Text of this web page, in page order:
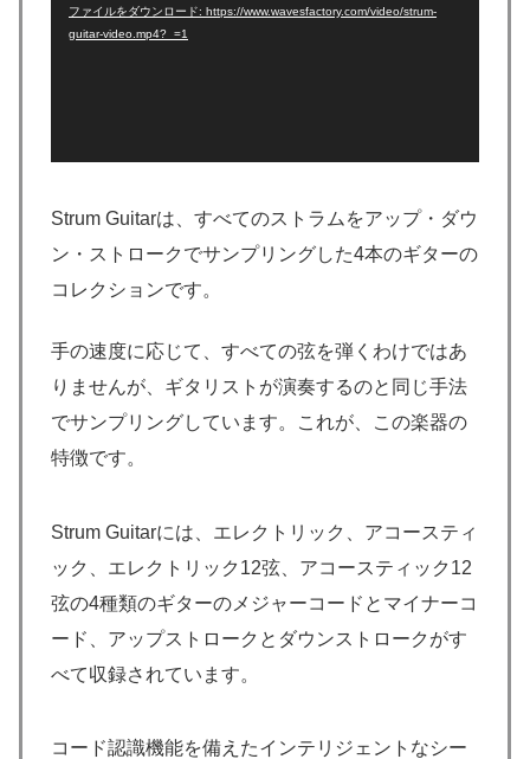
ファイルをダウンロード: https://www.wavesfactory.com/video/strum-
guitar-video.mp4?_=1
Strum Guitarは、すべてのストラムをアップ・ダウ
ン・ストロークでサンプリングした4本のギターの
コレクションです。
手の速度に応じて、すべての弦を弾くわけではあ
りませんが、ギタリストが演奏するのと同じ手法
でサンプリングしています。これが、この楽器の
特徴です。
Strum Guitarには、エレクトリック、アコースティ
ック、エレクトリック12弦、アコースティック12
弦の4種類のギターのメジャーコードとマイナーコ
ード、アップストロークとダウンストロークがす
べて収録されています。
コード認識機能を備えたインテリジェントなシー